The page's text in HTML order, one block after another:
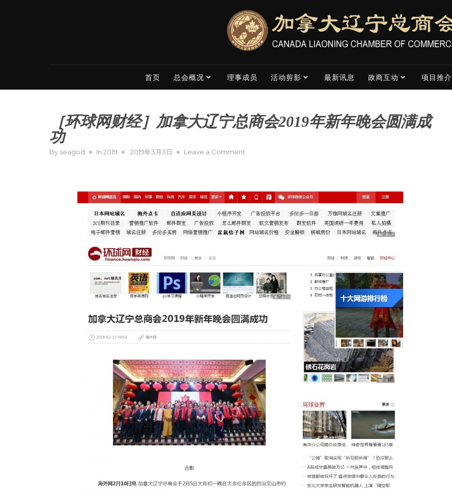
首页 总会概况 理事成员 活动剪影 最新讯息 政商互动 项目推介
［环球网财经］加拿大辽宁总商会2019年新年晚会圆满成
功
By seagod In 2019
Posted
2019年3月3日 Leave a Comment
财
经］
拿
大
商
会
2019
新
年
满
成
功